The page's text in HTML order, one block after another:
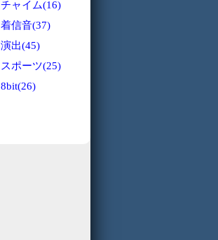
チャイム(16)
着信音(37)
演出(45)
スポーツ(25)
8bit(26)